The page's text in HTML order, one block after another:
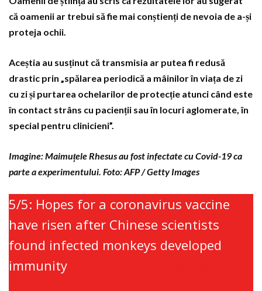
că oamenii ar trebui să fie mai conștienți de nevoia de a-și
proteja ochii.
Aceștia au susținut că transmisia ar putea fi redusă
drastic prin „spălarea periodică a mâinilor în viața de zi
cu zi și purtarea ochelarilor de protecție atunci când este
în contact strâns cu pacienții sau în locuri aglomerate, în
special pentru clinicieni”.
Imagine: Maimuțele Rhesus au fost infectate cu Covid-19 ca
parte a experimentului. Foto: AFP / Getty Images
5/5: Hopes for a coronavirus vaccine
have risen after Chinese scientists
found infected monkeys developed
immunity